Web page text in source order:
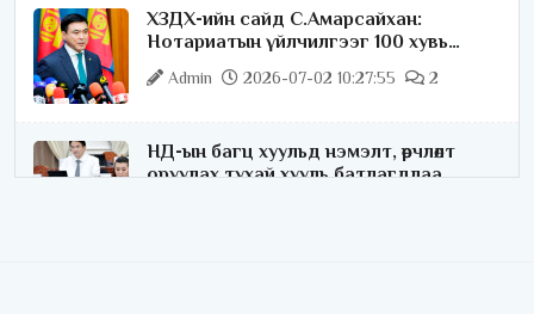
ХЗДХ-ийн сайд С.Амарсайхан:
Нотариатын үйлчилгээг 100 хувь
цахимжуулна
Admin 2026-07-02 10:27:55 2
НД-ын багц хуульд нэмэлт, өөрчлөлт
оруулах тухай хууль батлагдлаа